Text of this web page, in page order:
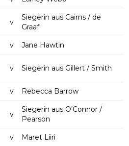
v
Siegerin aus Cairns / de
Graaf
v Jane Hawtin
v Siegerin aus Gillert / Smith
v Rebecca Barrow
v
Siegerin aus O’Connor /
Pearson
v Maret Liiri